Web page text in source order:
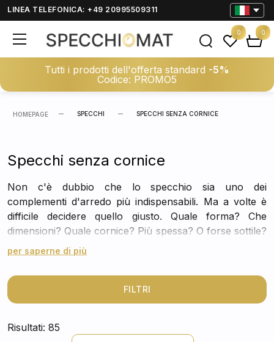
LINEA TELEFONICA: +49 20995509311
Tutti i prodotti dell'offerta standard -5%
Codice: PROMO5
0 0
HOMEPAGE SPECCHI SPECCHI SENZA CORNICE
Specchi senza cornice
Non c'è dubbio che lo specchio sia uno dei
complementi d'arredo più indispensabili. Ma a volte è
difficile decidere quello giusto. Quale forma? Che
dimensioni? Quale cornice? Più spessa? O forse sottile?
Colorate o a tinta unita? Se è la cornice a farvi
per la vostra parete, vale la pena optare per uno
specchio senza cornice! È possibile inserirlo in molti
allestimenti diversi senza preoccuparsi che possa
per saperne di più
FILTRI
Risultati: 85